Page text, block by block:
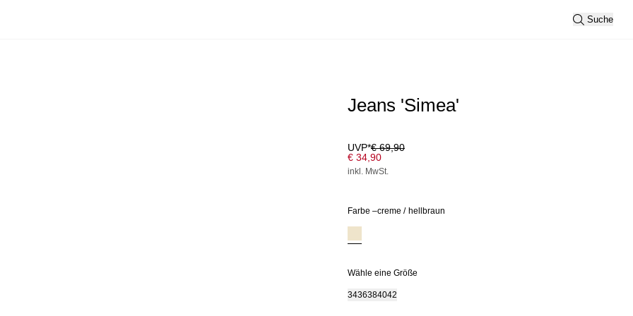
Suche
Jeans 'Simea'
UVP*€ 69,90
€ 34,90
inkl. MwSt.
Farbe –creme / hellbraun
Wähle eine Größe
3436384042